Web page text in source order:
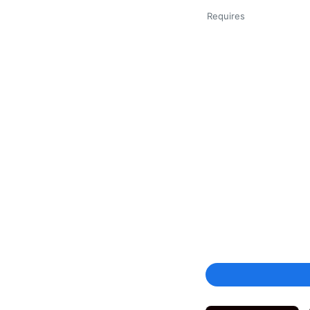
Requires